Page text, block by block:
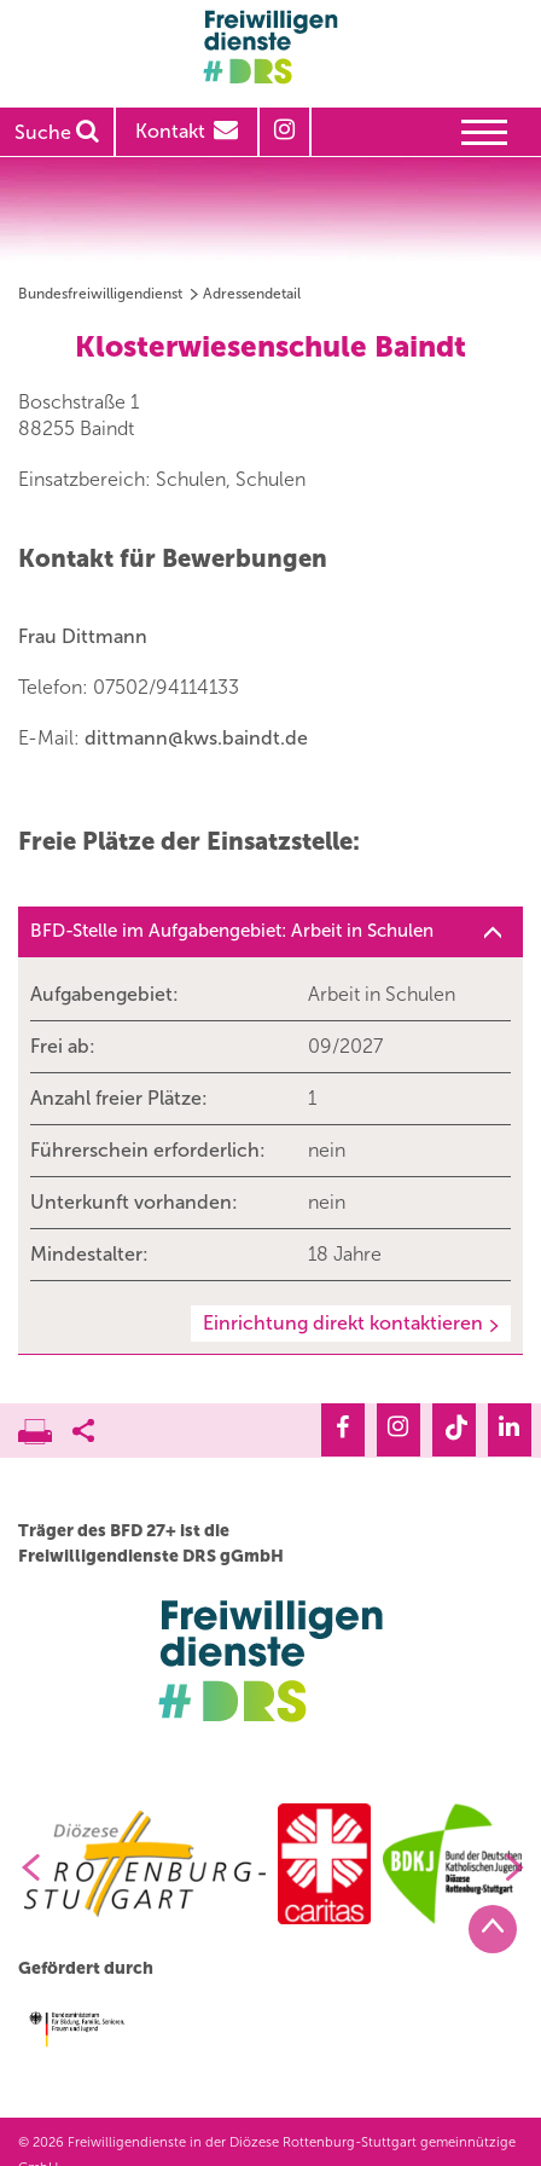
Suche Kontakt
Bundesfreiwilligendienst Adressendetail
Klosterwiesenschule Baindt
Boschstraße 1
88255 Baindt
Einsatzbereich: Schulen, Schulen
Kontakt für Bewerbungen
Frau Dittmann
Telefon: 07502/94114133
E-Mail: dittmann@kws.baindt.de
Freie Plätze der Einsatzstelle:
BFD-Stelle im Aufgabengebiet: Arbeit in Schulen
Aufgabengebiet: Arbeit in Schulen
Frei ab: 09/2027
Anzahl freier Plätze: 1
Führerschein erforderlich: nein
Unterkunft vorhanden: nein
Mindestalter: 18 Jahre
Einrichtung direkt kontaktieren
Träger des BFD 27+ ist die
Freiwilligendienste DRS gGmbH
Gefördert durch
© 2026 Freiwilligendienste in der Diözese Rottenburg-Stuttgart gemeinnützige